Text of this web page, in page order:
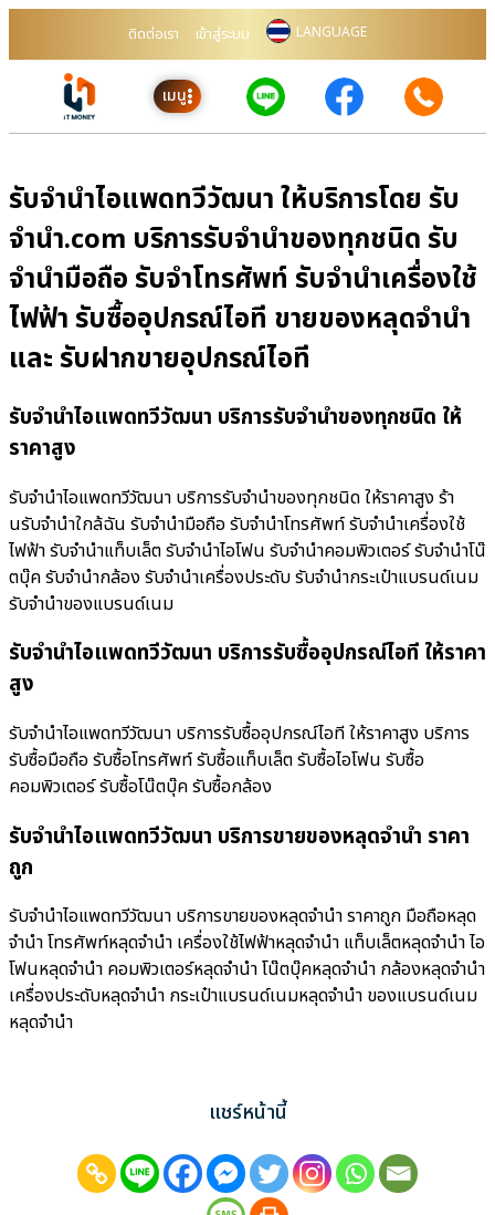
ติดต่อเรา เข้าสู่ระบบ LANGUAGE
เมนู
รับจำนำไอแพดทวีวัฒนา ให้บริการโดย รับ
จํานํา.com บริการรับจำนำของทุกชนิด รับ
จำนำมือถือ รับจำโทรศัพท์ รับจำนำเครื่องใช้
ไฟฟ้า รับซื้ออุปกรณ์ไอที ขายของหลุดจำนำ
และ รับฝากขายอุปกรณ์ไอที
รับจำนำไอแพดทวีวัฒนา บริการรับจำนำของทุกชนิด ให้
ราคาสูง
รับจำนำไอแพดทวีวัฒนา บริการรับจำนำของทุกชนิด ให้ราคาสูง ร้า
นรับจํานําใกล้ฉัน รับจำนำมือถือ รับจำนำโทรศัพท์ รับจำนำเครื่องใช้
ไฟฟ้า รับจำนำแท็บเล็ต รับจำนำไอโฟน รับจำนำคอมพิวเตอร์ รับจำนำโน๊
ตบุ๊ค รับจำนำกล้อง รับจำนำเครื่องประดับ รับจำนำกระเป๋าแบรนด์เนม
รับจำนำของแบรนด์เนม
รับจำนำไอแพดทวีวัฒนา บริการรับซื้ออุปกรณ์ไอที ให้ราคา
สูง
รับจำนำไอแพดทวีวัฒนา บริการรับซื้ออุปกรณ์ไอที ให้ราคาสูง บริการ
รับซื้อมือถือ รับซื้อโทรศัพท์ รับซื้อแท็บเล็ต รับซื้อไอโฟน รับซื้อ
คอมพิวเตอร์ รับซื้อโน๊ตบุ๊ค รับซื้อกล้อง
รับจำนำไอแพดทวีวัฒนา บริการขายของหลุดจำนำ ราคา
ถูก
รับจำนำไอแพดทวีวัฒนา บริการขายของหลุดจำนำ ราคาถูก มือถือหลุด
จำนำ โทรศัพท์หลุดจำนำ เครื่องใช้ไฟฟ้าหลุดจำนำ แท็บเล็ตหลุดจำนำ ไอ
โฟนหลุดจำนำ คอมพิวเตอร์หลุดจำนำ โน๊ตบุ๊คหลุดจำนำ กล้องหลุดจำนำ
เครื่องประดับหลุดจำนำ กระเป๋าแบรนด์เนมหลุดจำนำ ของแบรนด์เนม
หลุดจำนำ
แชร์หน้านี้